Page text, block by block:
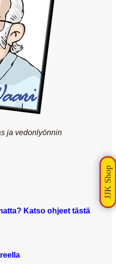
ja vedonlyönnin
Katso ohjeet tästä